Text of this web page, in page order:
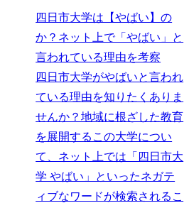
四日市大学は【やばい】の
か？ネット上で「やばい」と
言われている理由を考察
四日市大学がやばいと言われ
ている理由を知りたくありま
せんか？地域に根ざした教育
を展開するこの大学につい
て、ネット上では「四日市大
学 やばい」といったネガテ
ィブなワードが検索されるこ